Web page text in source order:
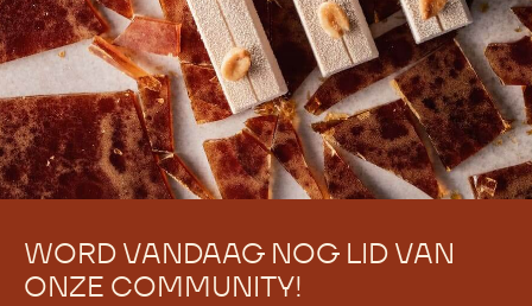
WORD VANDAAG NOG LID VAN
ONZE COMMUNITY!